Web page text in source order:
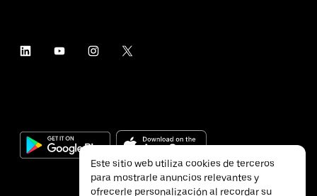
Este sitio web utiliza cookies de terceros
para mostrarle anuncios relevantes y
ofrecerle personalización al recordar su